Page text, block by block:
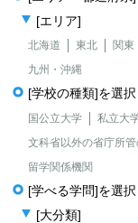
[エリア]
北海道 東北 関東
九州・沖縄
[学校の種類]を選
国公立大学 私立大
文科省以外の省庁所管
留学関係機関
[学べる学問]を選
[大分類]